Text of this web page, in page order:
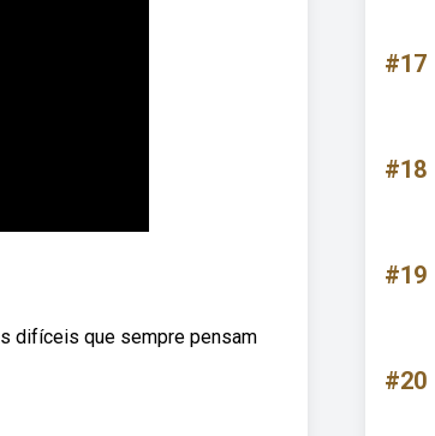
difíceis que sempre pensam
#17
#18
#19
#20